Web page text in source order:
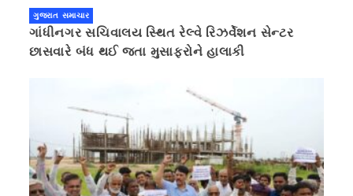
ગુજરાત સમાચાર
ગાંધીનગર સચિવાલય સ્થિત રેલ્વે રિઝર્વેશન સેન્ટર
છાસવારે બંધ થઈ જતા મુસાફરોને હાલાકી